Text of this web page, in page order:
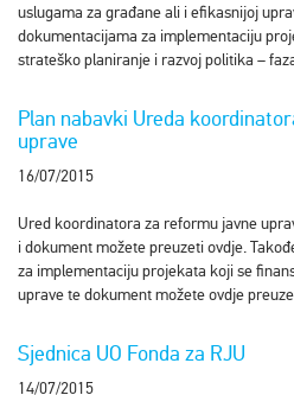
uslugama za građane ali i efikasnijoj
dokumentacijama za implementaciju
strateško planiranje i razvoj politika –
Plan nabavki Ureda
uprave
16/07/2015
Ured koordinatora za reformu javne
i dokument možete preuzeti ovdje.
za implementaciju projekata koji se
uprave te dokument možete ovdje
Sjednica UO Fonda za RJU
14/07/2015